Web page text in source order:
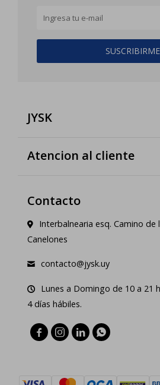
SUSCRIBIRME
JYSK
Atencion al cliente
Contacto
Interbalnearia esq. Camino de
Canelones
contacto@jysk.uy
Lunes a Domingo de 10 a 21
4 días hábiles.
   